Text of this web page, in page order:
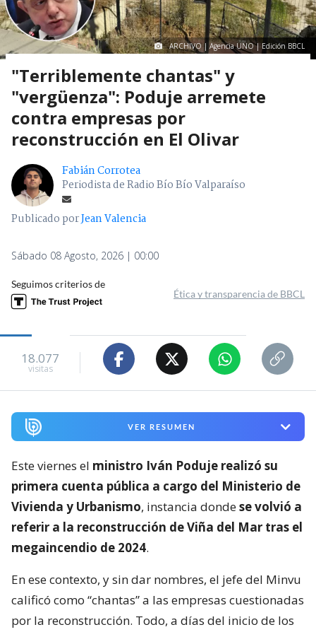
ARCHIVO | Agencia UNO | Edición BBCL
"Terriblemente chantas" y
"vergüenza": Poduje arremete
contra empresas por
reconstrucción en El Olivar
Fabián Corrotea
Periodista de Radio Bío Bío Valparaíso
Publicado porJean Valencia
Sábado 08 Agosto, 2026 | 00:00
Seguimos criterios de
Ética y transparencia de BBCL
18.077
visitas
VER RESUMEN
Este viernes el ministro Iván Poduje realizó su
primera cuenta pública a cargo del Ministerio de
Vivienda y Urbanismo, instancia dondese volvió a
referir a la reconstrucción de Viña del Mar tras el
megaincendio de 2024.
En ese contexto, y sin dar nombres, el jefe del Minvu
calificó como “chantas” a las empresas cuestionadas
por la reconstrucción. Todo, a días del inicio de los